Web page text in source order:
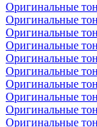
Оригинальные
Оригинальные
Оригинальные
Оригинальные
Оригинальные
Оригинальные
Оригинальные
Оригинальные
Оригинальные
Оригинальные